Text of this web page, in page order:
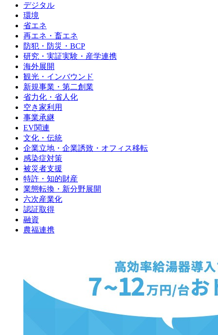
デジタル
環境
省エネ
再エネ・畜エネ
防犯・防災・BCP
研究・実証実験・産学連携
海外展開
観光・インバウンド
新規事業・第二創業
省力化・省人化
空き家利用
事業承継
EV関連
文化・伝統
企業立地・企業誘致・オフィス移転
感染症対策
被災者支援
特許・知的財産
業態転換・新分野展開
六次産業化
認証取得
融資
農福連携